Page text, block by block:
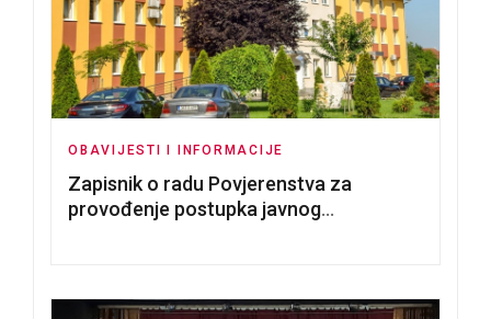
OBAVIJESTI I INFORMACIJE
Zapisnik o radu Povjerenstva za
provođenje postupka javnog